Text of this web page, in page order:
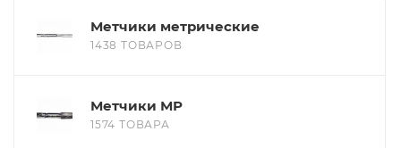
Метчики метрические
1438 ТОВАРОВ
Метчики МР
1574 ТОВАРА